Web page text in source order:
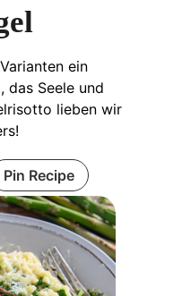
ein
das Seele und
lieben wir
Pin Recipe